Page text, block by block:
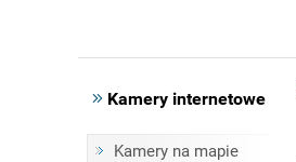
Kamery internetowe
Kamery na mapie